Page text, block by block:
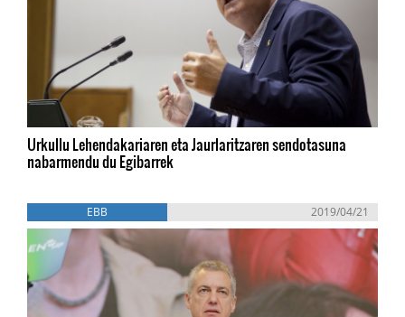
Urkullu Lehendakariaren eta Jaurlaritzaren sendotasuna
nabarmendu du Egibarrek
EBB 2019/04/21